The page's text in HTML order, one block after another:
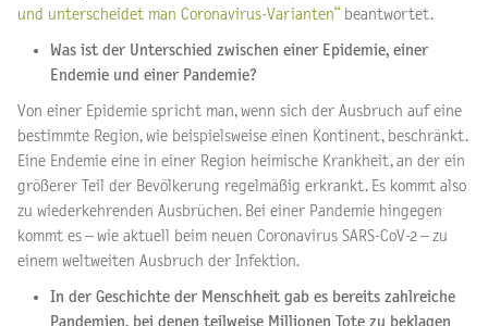
und unterscheidet man Coronavirus-Varianten“beantwortet.
Was ist der Unterschied zwischen einer Epidemie, einer
Endemie und einer Pandemie?
Von einer Epidemie spricht man, wenn sich der Ausbruch auf eine
bestimmte Region, wie beispielsweise einen Kontinent, beschränkt.
Eine Endemie eine in einer Region heimische Krankheit, an der ein
größerer Teil der Bevölkerung regelmäßig erkrankt. Es kommt also
zu wiederkehrenden Ausbrüchen. Bei einer Pandemie hingegen
kommt es – wie aktuell beim neuen Coronavirus SARS-CoV-2 – zu
einem weltweiten Ausbruch der Infektion.
In der Geschichte der Menschheit gab es bereits zahlreiche
Pandemien, bei denen teilweise Millionen Tote zu beklagen